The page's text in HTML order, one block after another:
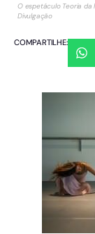
O espetáculo Teoria da
Divulgação
COMPARTILHE: